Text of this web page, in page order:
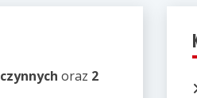
oraz 2